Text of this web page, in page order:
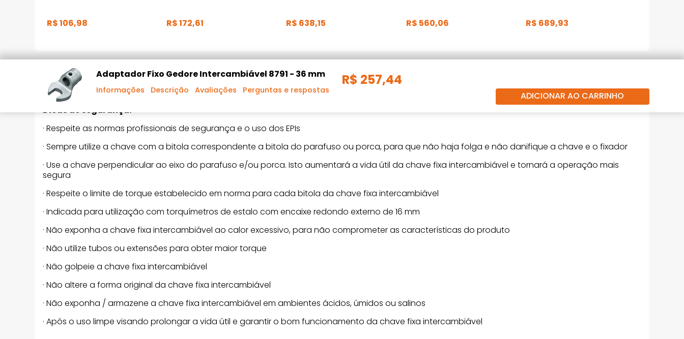
R$106,98 R$172,61 R$ 638,15 R$ 560,06 R$ 689,93
Adaptador Fixo Gedore Intercambiável 8791 - 36 mm
Informações Descrição Avaliações Perguntas e respostas
R$ 257,44
ADICIONAR AO CARRINHO
DESCRIÇÃO DO PRODUTO
Dicas de segurança:
· Respeite as normas profissionais de segurança e o uso dos EPIs
· Sempre utilize a chave com a bitola correspondente a bitola do parafuso ou porca, para que não haja folga e não danifique a chave e o fixador
· Use a chave perpendicular ao eixo do parafuso e/ou porca. Isto aumentará a vida útil da chave fixa intercambiável e tornará a operação mais
segura
· Respeite o limite de torque estabelecido em norma para cada bitola da chave fixa intercambiável
· Indicada para utilização com torquímetros de estalo com encaixe redondo externo de 16 mm
· Não exponha a chave fixa intercambiável ao calor excessivo, para não comprometer as características do produto
· Não utilize tubos ou extensões para obter maior torque
· Não golpeie a chave fixa intercambiável
· Não altere a forma original da chave fixa intercambiável
· Não exponha / armazene a chave fixa intercambiável em ambientes ácidos, úmidos ou salinos
· Após o uso limpe visando prolongar a vida útil e garantir o bom funcionamento da chave fixa intercambiável